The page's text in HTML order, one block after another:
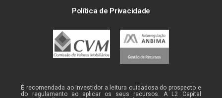
Política de Privacidade
É recomendada ao investidor a leitura cuidadosa do prospecto e
do regulamento ao aplicar os seus recursos. A L2 Capital